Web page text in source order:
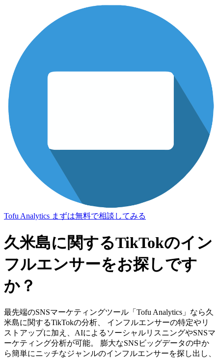
Tofu Analytics まずは無料で相談してみる
久米島に関するTikTokのイン
フルエンサーをお探しです
か？
最先端のSNSマーケティングツール「Tofu Analytics」なら久
米島に関するTikTokの分析、 インフルエンサーの特定やリ
ストアップに加え、AIによるソーシャルリスニングやSNSマ
ーケティング分析が可能。 膨大なSNSビッグデータの中か
ら簡単にニッチなジャンルのインフルエンサーを探し出し、